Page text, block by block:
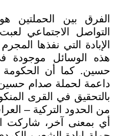
الفرق بين الحملتين
التواصل الاجتماعي
الإبادة التي نفذها
هذه الوسائل موجودة
حسين. كما أن الحكومة
داعمة لحملة صدام
بالتحقيق في القرى
من الحدود التركية –
أي بمعنى آخر، شاركت